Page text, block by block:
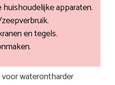
apparaten.
en tegels.
waterontharder